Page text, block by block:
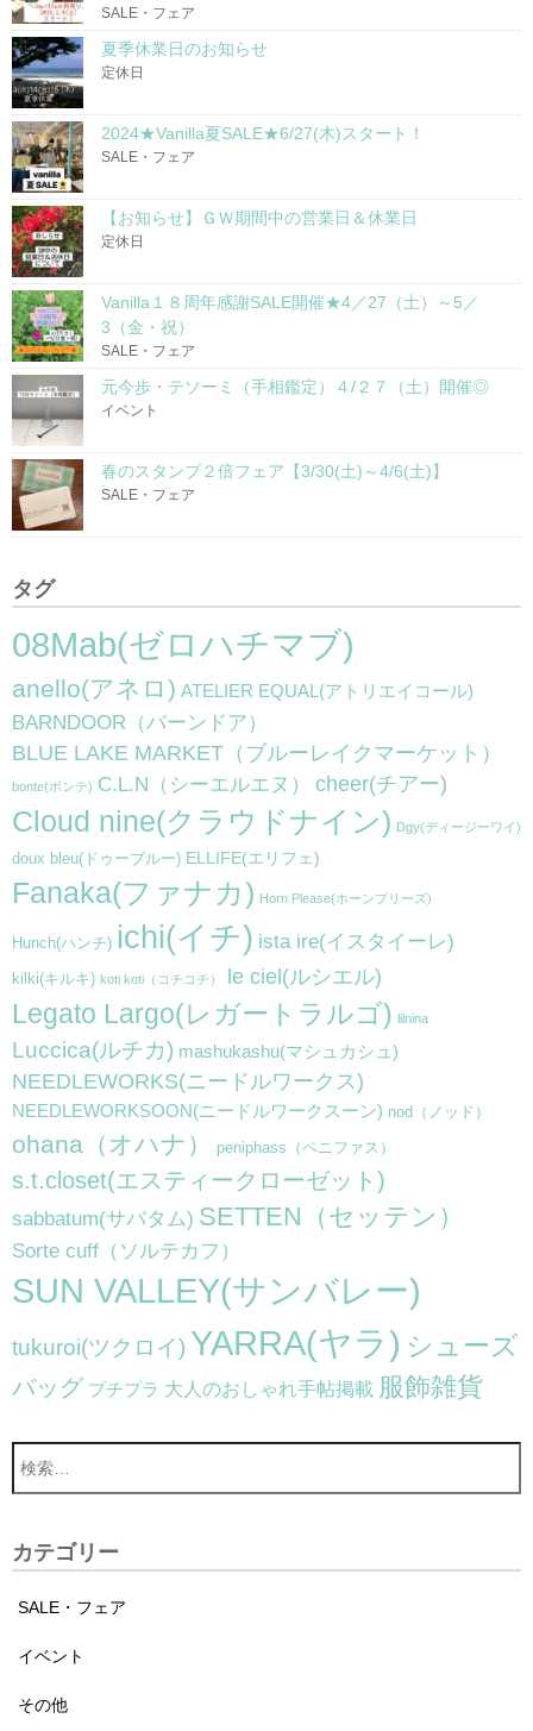
SALE・フェア
夏季休業日のお知らせ
定休日
2024★Vanilla夏SALE★6/27(木)スタート！
SALE・フェア
【お知らせ】ＧＷ期間中の営業日＆休業日
定休日
Vanilla１８周年感謝SALE開催★4／27（土）～5／
3（金・祝）
SALE・フェア
元今歩・テソーミ（手相鑑定）４/２７（土）開催◎
イベント
春のスタンプ２倍フェア【3/30(土)～4/6(土)】
SALE・フェア
タグ
08Mab(ゼロハチマブ)
anello(アネロ) ATELIER EQUAL(アトリエイコール)
BARNDOOR（バーンドア）
BLUE LAKE MARKET（ブルーレイクマーケット）
bonte(ボンテ) C.L.N（シーエルエヌ） cheer(チアー)
Cloud nine(クラウドナイン) Dgy(ディージーワイ)
doux bleu(ドゥーブルー) ELLIFE(エリフェ)
Fanaka(ファナカ) Horn Please(ホーンプリーズ)
Hunch(ハンチ) ichi(イチ) ista ire(イスタイーレ)
kilki(キルキ) koti koti（コチコチ） le ciel(ルシエル)
Legato Largo(レガートラルゴ) lilnina
Luccica(ルチカ) mashukashu(マシュカシュ)
NEEDLEWORKS(ニードルワークス)
NEEDLEWORKSOON(ニードルワークスーン) nod（ノッド）
ohana（オハナ） peniphass（ペニファス）
s.t.closet(エスティークローゼット)
sabbatum(サバタム) SETTEN（セッテン）
Sorte cuff（ソルテカフ）
SUN VALLEY(サンバレー)
tukuroi(ツクロイ) YARRA(ヤラ) シューズ
バッグ プチプラ 大人のおしゃれ手帖掲載 服飾雑貨
カテゴリー
SALE・フェア
イベント
その他